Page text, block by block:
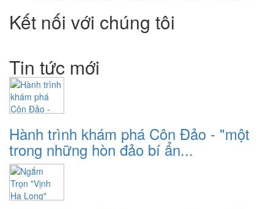
Kết nối với chúng tôi
Tin tức mới
Hành trình khám phá Côn Đảo - "một
trong những hòn đảo bí ẩn...